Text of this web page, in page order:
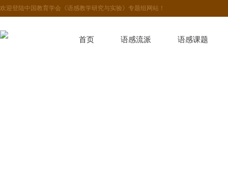
欢迎登陆中国教育学会《语感教学研究与实验》专题组网站！
首页 语感流派 语感课题